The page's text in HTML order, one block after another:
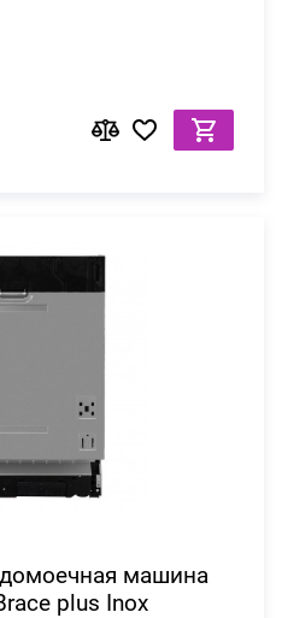
машина
plus Inox